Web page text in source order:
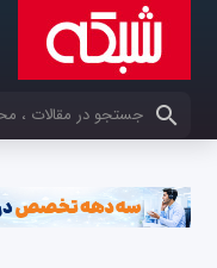
کلمات کلیدی خود را